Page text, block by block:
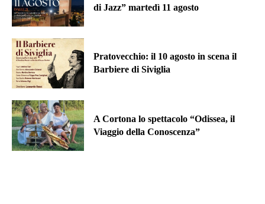
di Jazz” martedì 11 agosto
Pratovecchio: il 10 agosto in scena il
Barbiere di Siviglia
A Cortona lo spettacolo “Odissea, il
Viaggio della Conoscenza”